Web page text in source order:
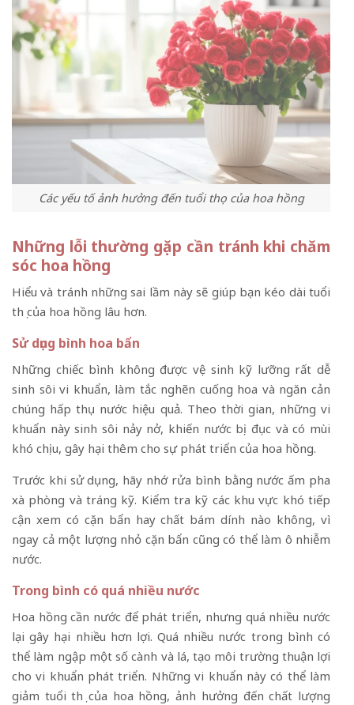
Các yếu tố ảnh hưởng đến tuổi thọ của hoa hồng
Những lỗi thường gặp cần tránh khi chăm
sóc hoa hồng
Hiểu và tránh những sai lầm này sẽ giúp bạn kéo dài tuổi
thọ của hoa hồng lâu hơn.
Sử dụng bình hoa bẩn
Những chiếc bình không được vệ sinh kỹ lưỡng rất dễ
sinh sôi vi khuẩn, làm tắc nghẽn cuống hoa và ngăn cản
chúng hấp thụ nước hiệu quả. Theo thời gian, những vi
khuẩn này sinh sôi nảy nở, khiến nước bị đục và có mùi
khó chịu, gây hại thêm cho sự phát triển của hoa hồng.
Trước khi sử dụng, hãy nhớ rửa bình bằng nước ấm pha
xà phòng và tráng kỹ. Kiểm tra kỹ các khu vực khó tiếp
cận xem có cặn bẩn hay chất bám dính nào không, vì
ngay cả một lượng nhỏ cặn bẩn cũng có thể làm ô nhiễm
nước.
Trong bình có quá nhiều nước
Hoa hồng cần nước để phát triển, nhưng quá nhiều nước
lại gây hại nhiều hơn lợi. Quá nhiều nước trong bình có
thể làm ngập một số cành và lá, tạo môi trường thuận lợi
cho vi khuẩn phát triển. Những vi khuẩn này có thể làm
giảm tuổi thọ của hoa hồng, ảnh hưởng đến chất lượng